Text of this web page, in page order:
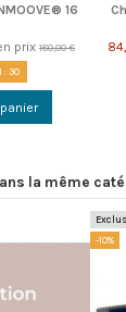
16
prix 180,00 €
:29
la même
-10%